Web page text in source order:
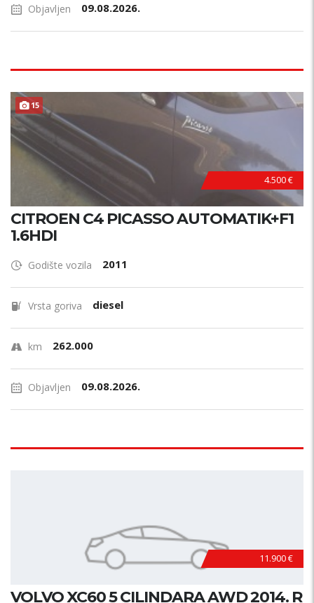
Objavljen 09.08.2026.
15
4.500 €
CITROEN C4 PICASSO AUTOMATIK+F1
1.6HDI
Godište vozila 2011
Vrsta goriva diesel
km 262.000
Objavljen 09.08.2026.
11.900 €
VOLVO XC60 5 CILINDARA AWD 2014. R